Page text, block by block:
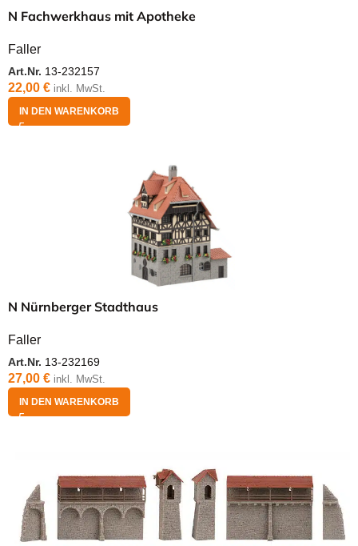
N Fachwerkhaus mit Apotheke
Faller
Art.Nr. 13-232157
22,00 € inkl. MwSt.
IN DEN WARENKORB
N Nürnberger Stadthaus
Faller
Art.Nr. 13-232169
27,00 € inkl. MwSt.
IN DEN WARENKORB